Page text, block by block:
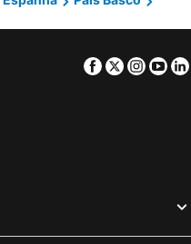
Facebook
Twitter